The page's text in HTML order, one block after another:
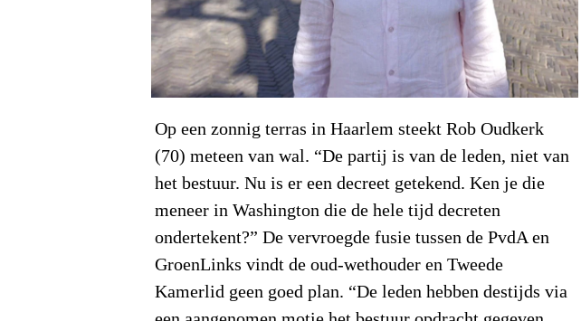
Op een zonnig terras in Haarlem steekt Rob Oudkerk
(70) meteen van wal. “De partij is van de leden, niet van
het bestuur. Nu is er een decreet getekend. Ken je die
meneer in Washington die de hele tijd decreten
ondertekent?” De vervroegde fusie tussen de PvdA en
GroenLinks vindt de oud-wethouder en Tweede
Kamerlid geen goed plan. “De leden hebben destijds via